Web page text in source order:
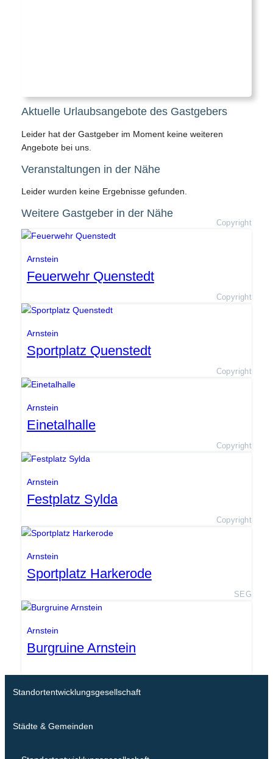
Aktuelle Urlaubsangebote des Gastgebers
Leider hat der Gastgeber im Moment keine weiteren
Angebote bei uns.
Veranstaltungen in der Nähe
Leider wurden keine Ergebnisse gefunden.
Weitere Gastgeber in der Nähe
Copyright
Arnstein
Feuerwehr Quenstedt
Copyright
Arnstein
Sportplatz Quenstedt
Copyright
Arnstein
Einetalhalle
Copyright
Arnstein
Festplatz Sylda
Copyright
Arnstein
Sportplatz Harkerode
SEG
Arnstein
Burgruine Arnstein
Standortentwicklungsgesellschaft
Städte & Gemeinden